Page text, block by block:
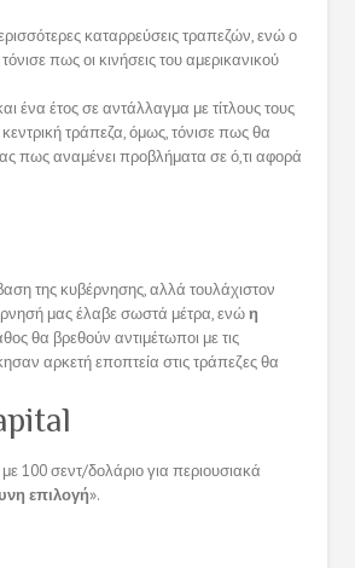
καταρρεύσεις τραπεζών, ενώ ο
τόνισε πως οι κινήσεις του αμερικανικού
ένα έτος σε αντάλλαγμα με τίτλους τους
τράπεζα, όμως, τόνισε πως θα
πως αναμένει προβλήματα σε ό,τι αφορά
της κυβέρνησης, αλλά τουλάχιστον
μας έλαβε σωστά μέτρα, ενώη
θα βρεθούν αντιμέτωποι με τις
αρκετή εποπτεία στις τράπεζες θα
100 σεντ/δολάριο για περιουσιακά
επιλογή».